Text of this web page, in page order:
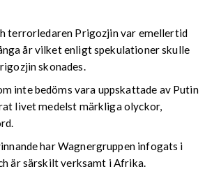
terrorledaren Prigozjin var emellertid
år vilket enligt spekulationer skulle
skonades.
inte bedöms vara uppskattade av Putin
livet medelst märkliga olyckor,
har Wagnergruppen infogats i
är särskilt verksamt i Afrika.